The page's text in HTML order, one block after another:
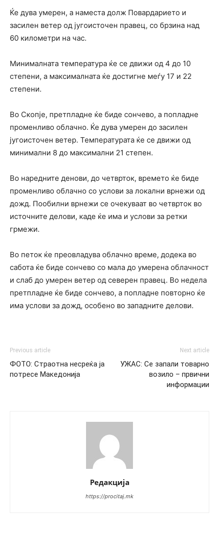
Ќе дува умерен, а наместа долж Повардарието и
засилен ветер од југоисточен правец, со брзина над
60 километри на час.
Минималната температура ќе се движи од 4 до 10
степени, а максималната ќе достигне меѓу 17 и 22
степени.
Во Скопје, претпладне ќе биде сончево, а попладне
променливо облачно. Ќе дува умерен до засилен
југоисточен ветер. Температурата ќе се движи од
минимални 8 до максимални 21 степен.
Во наредните денови, до четврток, времето ќе биде
променливо облачно со услови за локални врнежи од
дожд. Пообилни врнежи се очекуваат во четврток во
источните делови, каде ќе има и услови за ретки
грмежи.
Во петок ќе преовладува облачно време, додека во
сабота ќе биде сончево со мала до умерена облачност
и слаб до умерен ветер од северен правец. Во недела
претпладне ќе биде сончево, а попладне повторно ќе
има услови за дожд, особено во западните делови.
Previous article
ФОТО: Страотна несреќа ја
потресе Македонија
Next article
УЖАС: Се запали товарно
возило – првични
информации
Редакција
https://procitaj.mk